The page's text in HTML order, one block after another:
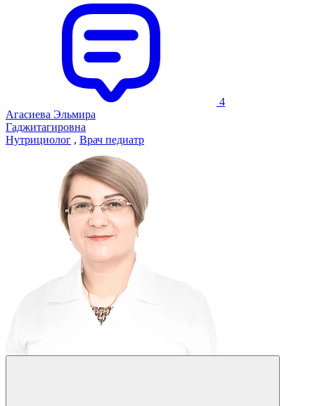
4
Агасиева Эльмира
Гаджитагировна
Нутрициолог , Врач педиатр